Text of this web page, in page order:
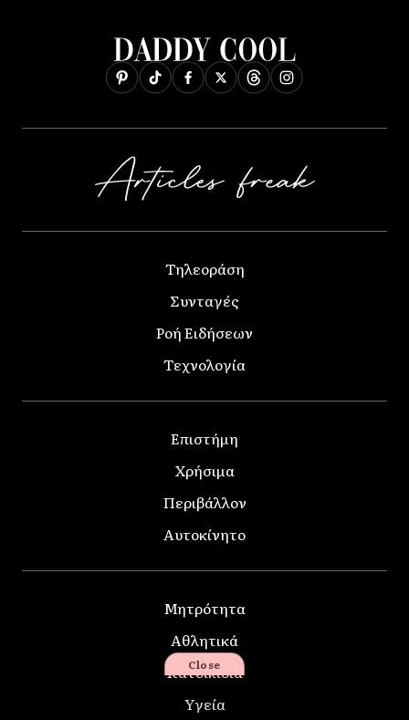
Τηλεοράση
Συνταγές
Ροή Ειδήσεων
Τεχνολογία
Επιστήμη
Χρήσιμα
Περιβάλλον
Αυτοκίνητο
Μητρότητα
Αθλητικά
Κατοικίδια
Υγεία
Close